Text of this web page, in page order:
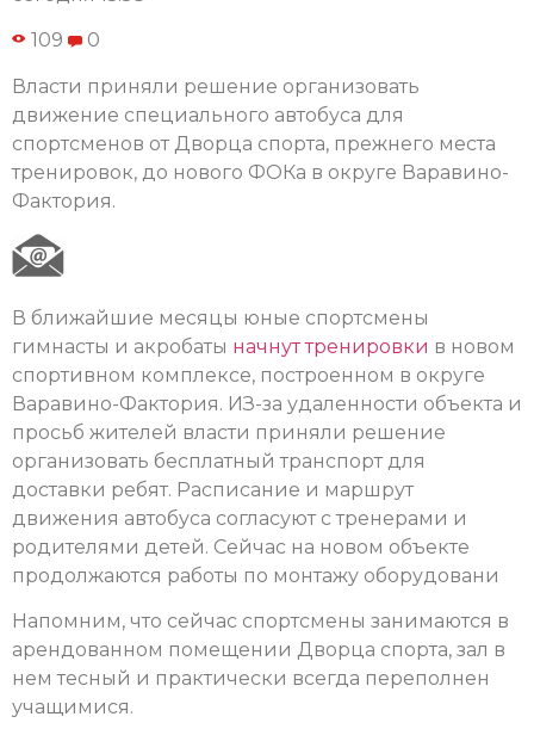
109 0
Власти приняли решение организовать
движение специального автобуса для
спортсменов от Дворца спорта, прежнего места
тренировок, до нового ФОКа в округе Варавино-
Фактория.
В ближайшие месяцы юные спортсмены
гимнасты и акробаты начнут тренировки в новом
спортивном комплексе, построенном в округе
Варавино-Фактория. ИЗ-за удаленности объекта и
просьб жителей власти приняли решение
организовать бесплатный транспорт для
доставки ребят. Расписание и маршрут
движения автобуса согласуют с тренерами и
родителями детей. Сейчас на новом объекте
продолжаются работы по монтажу оборудовани
Напомним, что сейчас спортсмены занимаются в
арендованном помещении Дворца спорта, зал в
нем тесный и практически всегда переполнен
учащимися.